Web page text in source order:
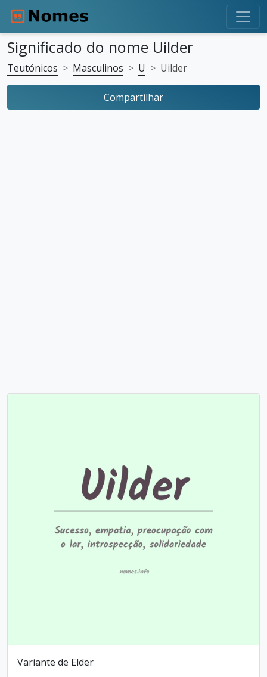
Significado do nome Uilder
Teutónicos Masculinos U Uilder
Compartilhar
Variante de Elder